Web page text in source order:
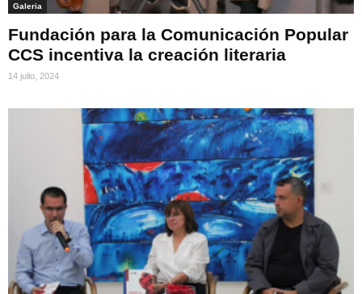
Galeria
Fundación para la Comunicación Popular
CCS incentiva la creación literaria
14 julio, 2024